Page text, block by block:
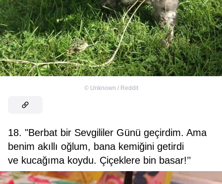
© Unknown / Reddit
18. "Berbat bir Sevgililer Günü geçirdim. Ama
benim akıllı oğlum, bana kemiğini getirdi
ve kucağıma koydu. Çiçeklere bin basar!’’